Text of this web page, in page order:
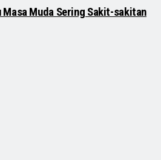
Masa Muda Sering Sakit-sakitan